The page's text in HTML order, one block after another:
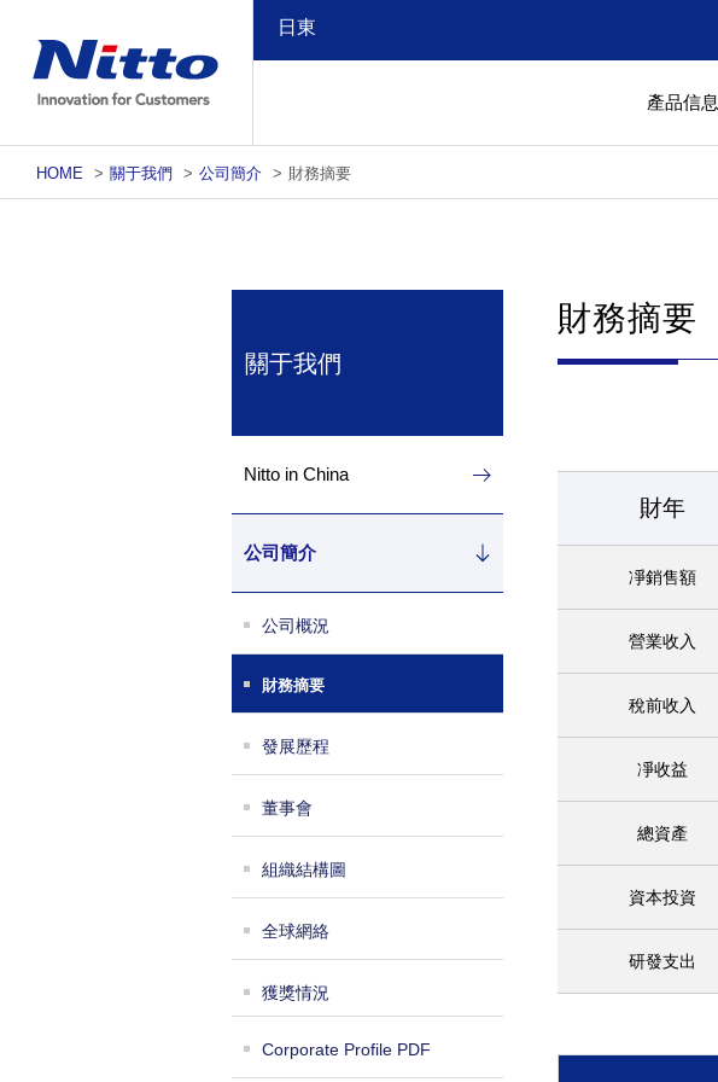
日東
產品信息
HOME > 關于我們 > 公司簡介 > 財務摘要
財務摘要
財年
凈銷售額
營業收入
稅前收入
凈收益
總資產
資本投資
研發支出
關于我們
Nitto in China
公司簡介
公司概況
財務摘要
發展歷程
董事會
組織結構圖
全球網絡
獲獎情況
Corporate Profile PDF